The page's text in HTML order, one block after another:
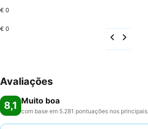
€ 0
€ 0
Avaliações
8,1 Muito boa
com base em 5.281 pontuações nos principais